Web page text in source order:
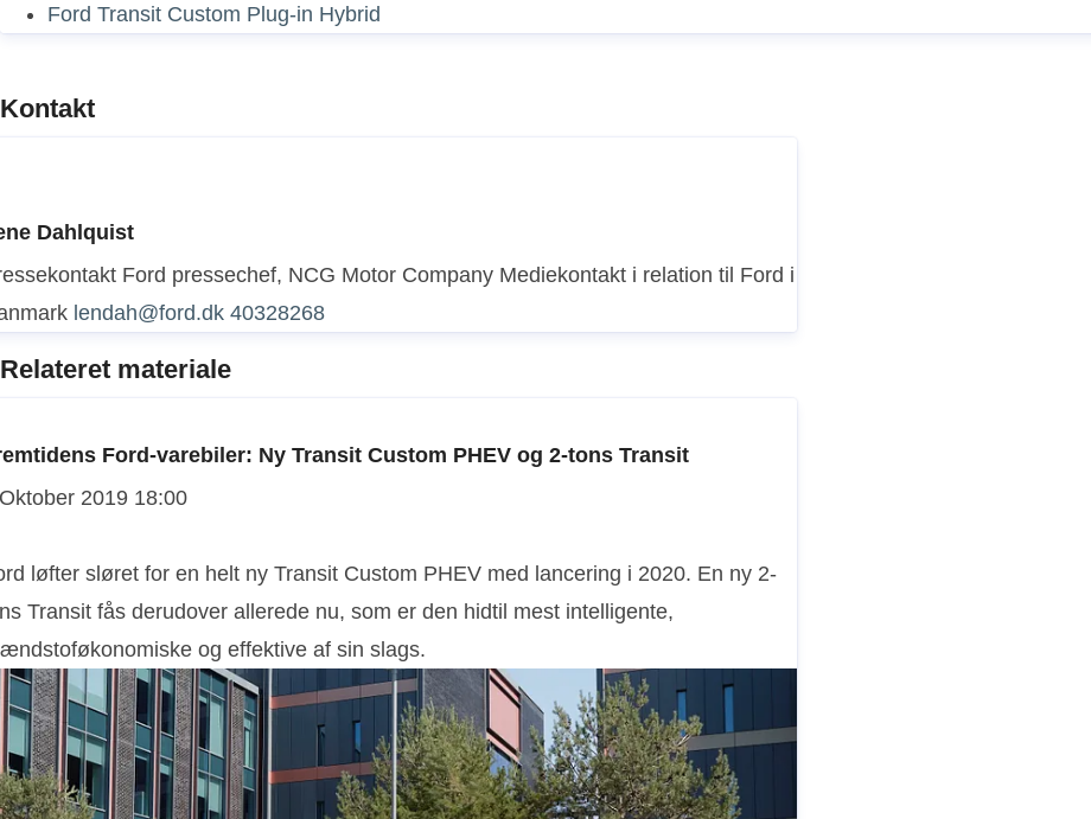
Ford Transit Custom Plug-in Hybrid
Kontakt
Dahlquist
Ford pressechef, NCG Motor Company Mediekontakt i relation til Ford i
lendah@ford.dk 40328268
Relateret materiale
Ford-varebiler: Ny Transit Custom PHEV og 2-tons Transit
2019 18:00
løfter sløret for en helt ny Transit Custom PHEV med lancering i 2020. En ny 2-
Transit fås derudover allerede nu, som er den hidtil mest intelligente,
og effektive af sin slags.